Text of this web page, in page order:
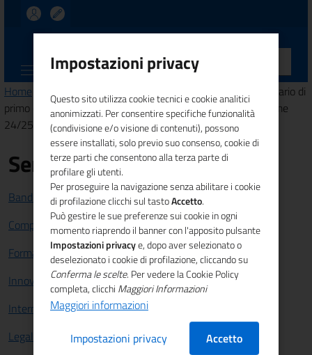
CALABRIA
Home Comunicazione News > Piano Export-Sud. Seminario di
primo orientamento sui mercati internazionali, Lamezia Terme
24/25 marzo 2015
Servizi
Bandi e Finanziamenti
Competitività sistema imprenditoriale
Formazione e lavoro
Innovazione
Internazionalizzazione
Legalità
Impostazioni privacy
Questo sito utilizza cookie tecnici e cookie analitici
anonimizzati. Per consentire specifiche funzionalità
(condivisione e/o visione di contenuti), possono
essere installati, solo previo suo consenso, cookie di
terze parti che consentono alla terza parte di
profilare gli utenti.
Per proseguire la navigazione senza abilitare i cookie
di profilazione clicchi sul tastoAccetto.
Può gestire le sue preferenze sui cookie in ogni
momento riaprendo il banner con l'apposito pulsante
Impostazioni privacye, dopo aver selezionato o
deselezionato i cookie di profilazione, cliccando su
Conferma le scelte. Per vedere la Cookie Policy
completa, clicchi Maggiori Informazioni
Maggiori informazioni
Impostazioni privacy
Accetto